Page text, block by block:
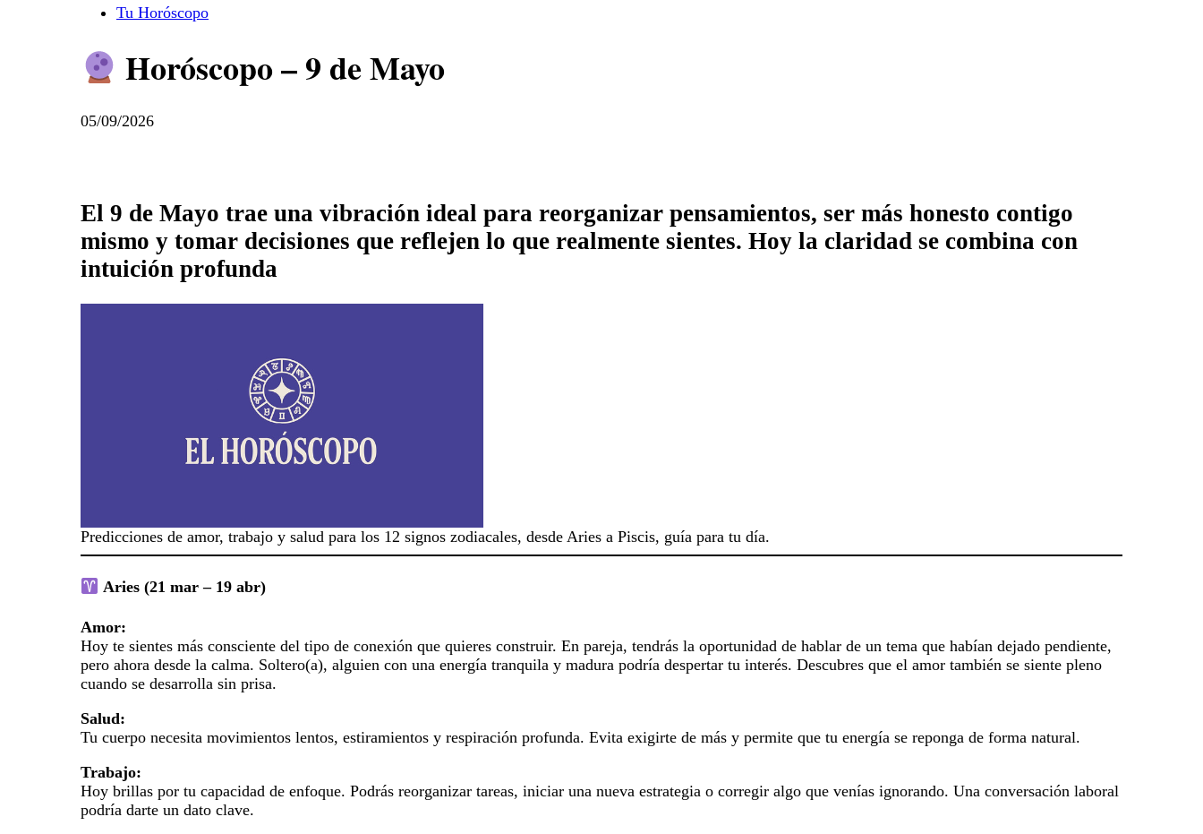
Tu Horóscopo
Horóscopo – 9 de Mayo
05/09/2026
El 9 de Mayo trae una vibración ideal para reorganizar pensamientos, ser más honesto contigo
mismo y tomar decisiones que reflejen lo que realmente sientes. Hoy la claridad se combina con
intuición profunda
Predicciones de amor, trabajo y salud para los 12 signos zodiacales, desde Aries a Piscis, guía para tu día.
Aries (21 mar – 19 abr)
Amor:
Hoy te sientes más consciente del tipo de conexión que quieres construir. En pareja, tendrás la oportunidad de hablar de un tema que habían dejado pendiente,
pero ahora desde la calma. Soltero(a), alguien con una energía tranquila y madura podría despertar tu interés. Descubres que el amor también se siente pleno
cuando se desarrolla sin prisa.
Salud:
Tu cuerpo necesita movimientos lentos, estiramientos y respiración profunda. Evita exigirte de más y permite que tu energía se reponga de forma natural.
Trabajo:
Hoy brillas por tu capacidad de enfoque. Podrás reorganizar tareas, iniciar una nueva estrategia o corregir algo que venías ignorando. Una conversación laboral
podría darte un dato clave.